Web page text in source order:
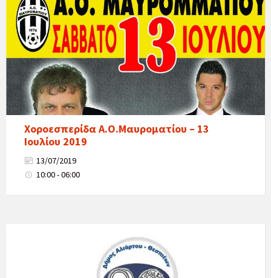
Χοροεσπερίδα Α.Ο.Μαυροματίου – 13
Ιουλίου 2019
13/07/2019
10:00 - 06:00